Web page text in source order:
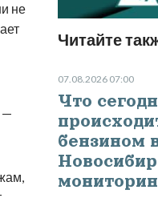
не
—
Читайте
07.08.2026 07:00
Что
бензином